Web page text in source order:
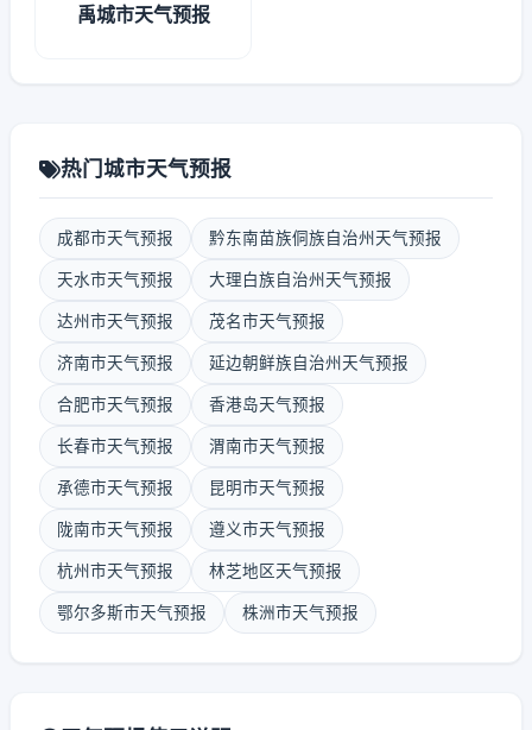
禹城市天气预报
热门城市天气预报
成都市天气预报 黔东南苗族侗族自治州天气预报
天水市天气预报 大理白族自治州天气预报
达州市天气预报 茂名市天气预报
济南市天气预报 延边朝鲜族自治州天气预报
合肥市天气预报 香港岛天气预报
长春市天气预报 渭南市天气预报
承德市天气预报 昆明市天气预报
陇南市天气预报 遵义市天气预报
杭州市天气预报 林芝地区天气预报
鄂尔多斯市天气预报 株洲市天气预报